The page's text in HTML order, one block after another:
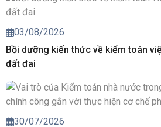
03/08/2026
Bồi dưỡng kiến thức về kiểm toán
đất đai
30/07/2026